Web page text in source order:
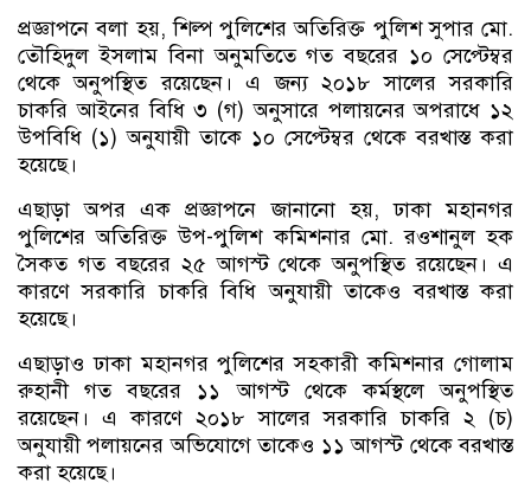
প্রজ্ঞাপনে বলা হয়, শিল্প পুলিশের অতিরিক্ত পুলিশ সুপার মো.
তৌহিদুল ইসলাম বিনা অনুমতিতে গত বছরের ১০ সেপ্টেম্বর
থেকে অনুপস্থিত রয়েছেন। এ জন্য ২০১৮ সালের সরকারি
চাকরি আইনের বিধি ৩ (গ) অনুসারে পলায়নের অপরাধে ১২
উপবিধি (১) অনুযায়ী তাকে ১০ সেপ্টেম্বর থেকে বরখাস্ত করা
হয়েছে।
এছাড়া অপর এক প্রজ্ঞাপনে জানানো হয়, ঢাকা মহানগর
পুলিশের অতিরিক্ত উপ-পুলিশ কমিশনার মো. রওশানুল হক
সৈকত গত বছরের ২৫ আগস্ট থেকে অনুপস্থিত রয়েছেন। এ
কারণে সরকারি চাকরি বিধি অনুযায়ী তাকেও বরখাস্ত করা
হয়েছে।
এছাড়াও ঢাকা মহানগর পুলিশের সহকারী কমিশনার গোলাম
রুহানী গত বছরের ১১ আগস্ট থেকে কর্মস্থলে অনুপস্থিত
রয়েছেন। এ কারণে ২০১৮ সালের সরকারি চাকরি ২ (চ)
অনুযায়ী পলায়নের অভিযোগে তাকেও ১১ আগস্ট থেকে বরখাস্ত
করা হয়েছে।